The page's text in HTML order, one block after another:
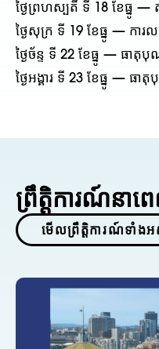
ថ្ងៃព្រហស្បតិ៍ ទី 18 ខែធ្នូ —
ថ្ងៃសុក្រ ទី 19 ខែធ្នូ — កា
ថ្ងៃច័ន្ទ ទី 22 ខែធ្នូ — ធា
ថ្ងៃអង្គារ ទី 23 ខែធ្នូ —
ព្រឹត្តិការណ៍នា
មើលព្រឹត្តិការណ៍ទាំង